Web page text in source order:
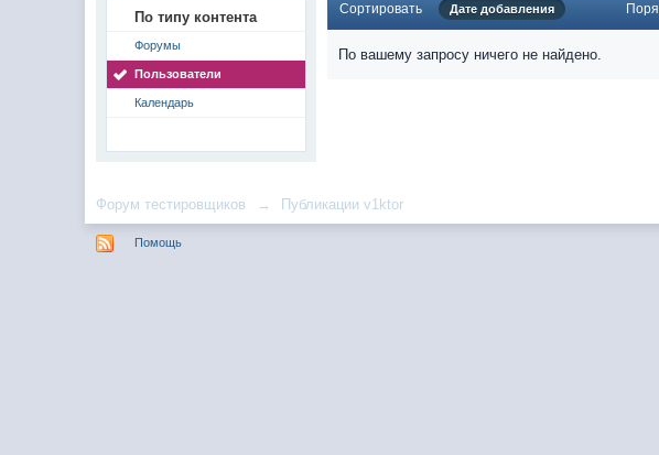
По типу контента
Форумы
Пользователи
Календарь
Сортировать Дате добавления
По вашему запросу ничего не найдено.
Форум тестировщиков → Публикации v1ktor
Помощь